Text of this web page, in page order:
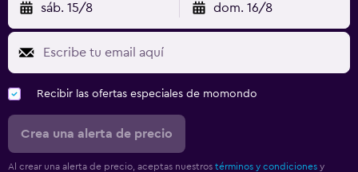
sáb. 15/8 dom. 16/8
Recibir las ofertas especiales de momondo
Crea una alerta de precio
Al crear una alerta de precio, aceptas nuestros términos y condiciones y